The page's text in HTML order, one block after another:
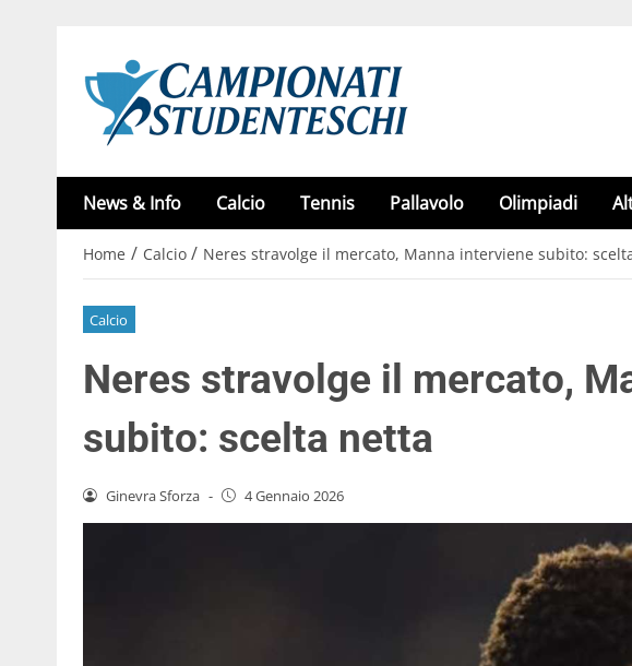
News & Info Calcio Tennis Pallavolo Olimpiadi
Home / Calcio / Neres stravolge il mercato, Manna interviene subito:
Calcio
Neres stravolge il mercato,
subito: scelta netta
Ginevra Sforza - 4 Gennaio 2026